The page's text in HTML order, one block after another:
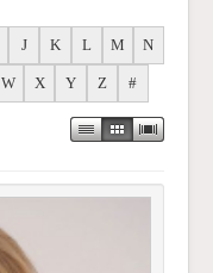
J K L M N
W X Y Z #